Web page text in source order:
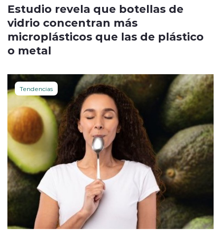
Estudio revela que botellas de
vidrio concentran más
microplásticos que las de plástico
o metal
Tendencias